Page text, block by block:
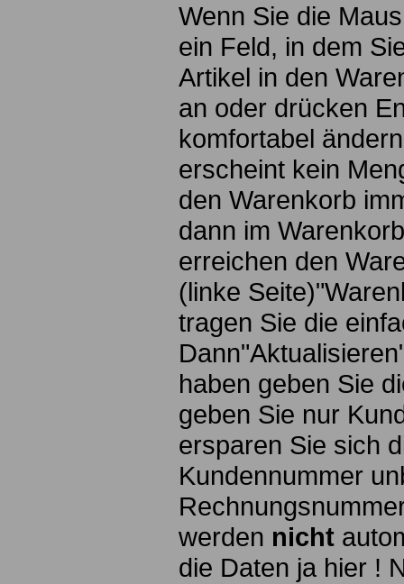
Wenn Sie die
ein Feld, in dem
Artikel in den
an oder drücken
komfortabel
erscheint kein
den Warenkorb
dann im
erreichen den
(linke
tragen Sie die
haben geben Sie
geben Sie nur
ersparen Sie sich
Kundennummer
werden nicht
die Daten ja hier !